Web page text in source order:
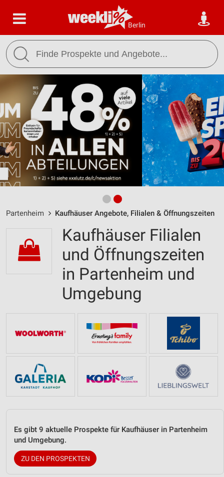
Berlin
Partenheim Kaufhäuser Angebote, Filialen & Öffnungszeiten
Kaufhäuser Filialen
und Öffnungszeiten
in Partenheim und
Umgebung
Es gibt 9 aktuelle Prospekte für Kaufhäuser in Partenheim
und Umgebung.
ZU DEN PROSPEKTEN